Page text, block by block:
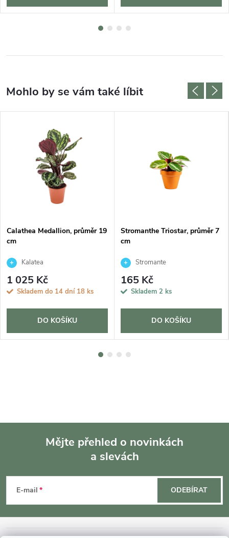
Calathea Medallion, průměr 19
cm
Kalatea
1 025 Kč
Skladem do 14 dní 18 ks
DO KOŠÍKU
Stromanthe Triostar, průměr 7
cm
Stromante
165 Kč
Skladem 2 ks
DO KOŠÍKU
p
Mějte přehled o novinkách
a slevách
E-mail ODEBÍRAT